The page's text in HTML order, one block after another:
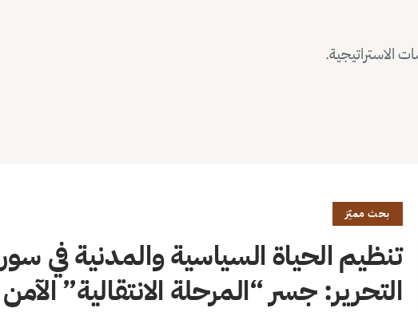
الاستراتيجية.
بحث مميّز
تنظيم الحياة السياسية والمدنية في
التحرير: جسر “المرحلة الانتقالية” الآمن